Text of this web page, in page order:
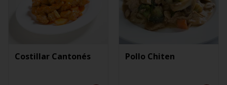
Costillar Cantonés Pollo Chiten